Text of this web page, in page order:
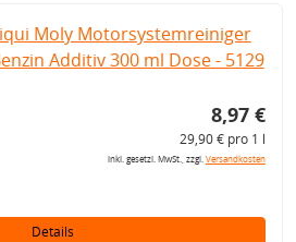
Moly Motorsystemreiniger
Additiv 300 ml Dose - 5129
8,97 €
29,90 € pro 1 l
inkl. gesetzl. MwSt., zzgl.Versandkosten
Details